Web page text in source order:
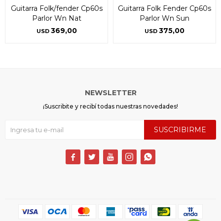
Guitarra Folk/fender Cp60s
Parlor Wn Nat
USD 369,00
Guitarra Folk Fender Cp60s
Parlor Wn Sun
USD 375,00
NEWSLETTER
¡Suscribite y recibí todas nuestras novedades!
SUSCRIBIRME
    